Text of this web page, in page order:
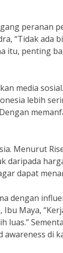
peranan
“Tidak ada
itu, penting
media
lebih
Menurut
daripada
dapat
dengan
Maya,
luas.”
di